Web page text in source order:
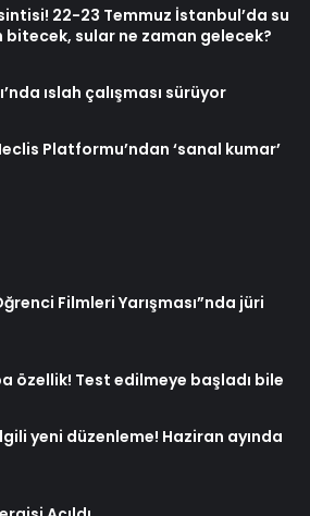
22-23 Temmuz İstanbul’da su
bitecek, sular ne zaman gelecek?
ıslah çalışması sürüyor
Platformu’ndan ‘sanal kumar’
Filmleri Yarışması”nda jüri
özellik! Test edilmeye başladı bile
yeni düzenleme! Haziran ayında